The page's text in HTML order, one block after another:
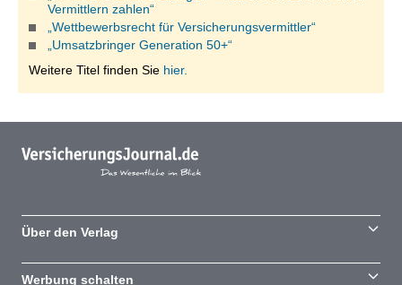
Vermittlern zahlen“
„Wettbewerbsrecht für Versicherungsvermittler“
„Umsatzbringer Generation 50+“
Weitere Titel finden Sie hier.
Über den Verlag
Werbung schalten